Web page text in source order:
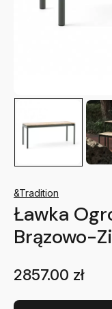
&Tradition
Ławka
Brązowo-
2857.00 zł